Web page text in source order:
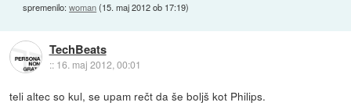
spremenilo:woman(15. maj 2012 ob 17:19)
TechBeats
:: 16. maj 2012, 00:01
teli altec so kul, se upam rečt da še boljš kot Philips.